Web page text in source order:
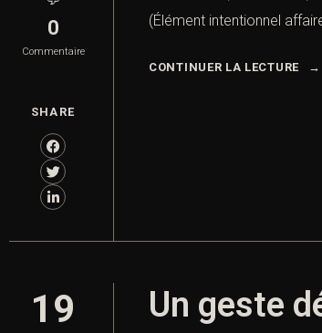
0
Commentaire
SHARE
(Élément intentionnel
CONTINUER LA LECTURE
19 Un geste